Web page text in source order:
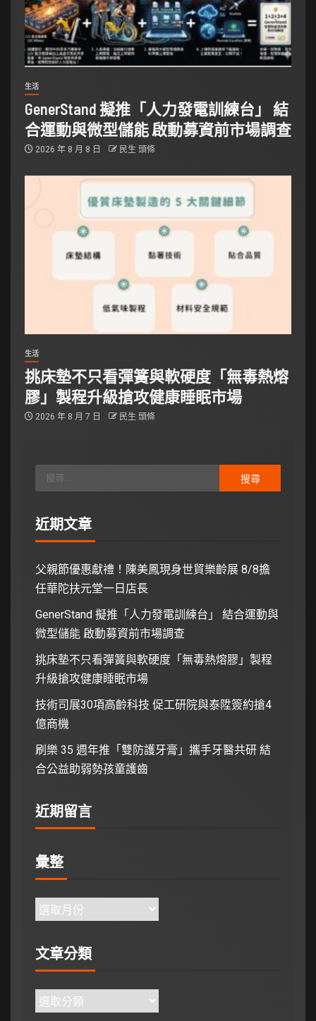
生活
GenerStand 擬推「人力發電訓練台」 結
合運動與微型儲能 啟動募資前市場調查
2026 年 8 月 8 日 民生 頭條
生活
挑床墊不只看彈簧與軟硬度「無毒熱熔
膠」製程升級搶攻健康睡眠市場
2026 年 8 月 7 日 民生 頭條
近期文章
父親節優惠獻禮！陳美鳳現身世貿樂齡展 8/8擔
任華陀扶元堂一日店長
GenerStand 擬推「人力發電訓練台」 結合運動與
微型儲能 啟動募資前市場調查
挑床墊不只看彈簧與軟硬度「無毒熱熔膠」製程
升級搶攻健康睡眠市場
技術司展30項高齡科技 促工研院與泰陞簽約搶4
億商機
刷樂 35 週年推「雙防護牙膏」攜手牙醫共研 結
合公益助弱勢孩童護齒
近期留言
彙整
文章分類